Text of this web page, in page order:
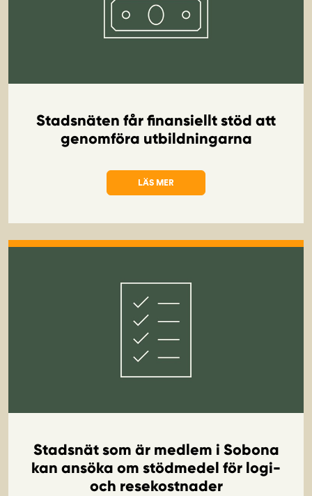
Stadsnäten får finansiellt stöd att
genomföra utbildningarna
LÄS MER
OM STADSNÄTEN FÅR FINANSIELLT
Stadsnät som är medlem i Sobona
kan ansöka om stödmedel för logi-
och resekostnader